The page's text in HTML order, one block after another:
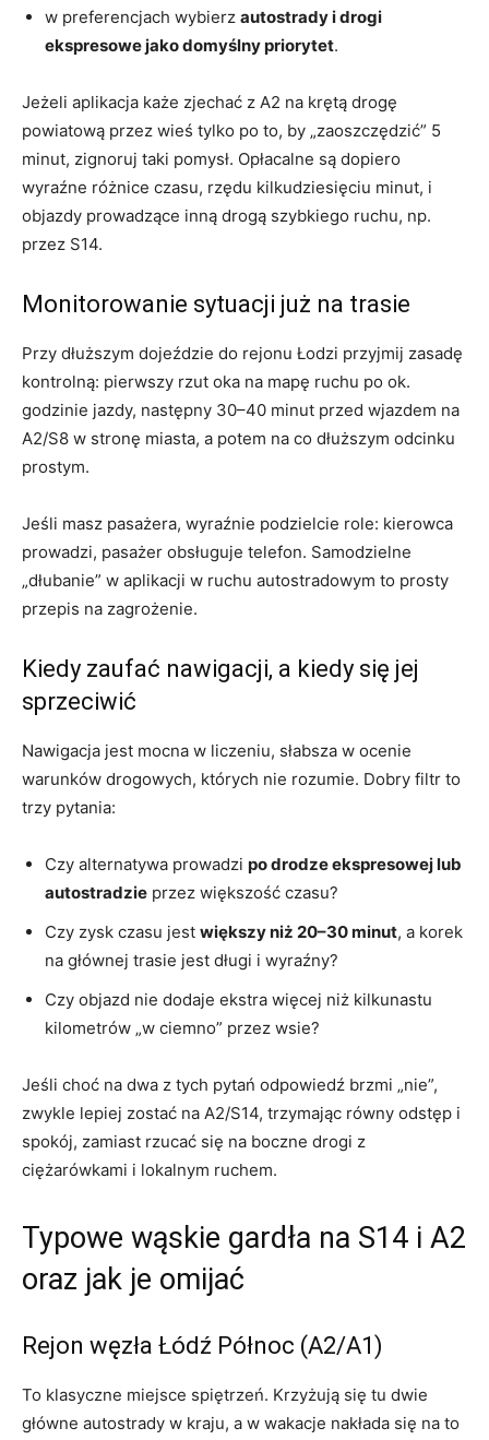
w preferencjach wybierz autostrady i drogi
ekspresowe jako domyślny priorytet.
Jeżeli aplikacja każe zjechać z A2 na krętą drogę
powiatową przez wieś tylko po to, by „zaoszczędzić” 5
minut, zignoruj taki pomysł. Opłacalne są dopiero
wyraźne różnice czasu, rzędu kilkudziesięciu minut, i
objazdy prowadzące inną drogą szybkiego ruchu, np.
przez S14.
Monitorowanie sytuacji już na trasie
Przy dłuższym dojeździe do rejonu Łodzi przyjmij zasadę
kontrolną: pierwszy rzut oka na mapę ruchu po ok.
godzinie jazdy, następny 30–40 minut przed wjazdem na
A2/S8 w stronę miasta, a potem na co dłuższym odcinku
prostym.
Jeśli masz pasażera, wyraźnie podzielcie role: kierowca
prowadzi, pasażer obsługuje telefon. Samodzielne
„dłubanie” w aplikacji w ruchu autostradowym to prosty
przepis na zagrożenie.
Kiedy zaufać nawigacji, a kiedy się jej
sprzeciwić
Nawigacja jest mocna w liczeniu, słabsza w ocenie
warunków drogowych, których nie rozumie. Dobry filtr to
trzy pytania:
Czy alternatywa prowadzi po drodze ekspresowej lub
autostradzie przez większość czasu?
Czy zysk czasu jest większy niż 20–30 minut, a korek
na głównej trasie jest długi i wyraźny?
Czy objazd nie dodaje ekstra więcej niż kilkunastu
kilometrów „w ciemno” przez wsie?
Jeśli choć na dwa z tych pytań odpowiedź brzmi „nie”,
zwykle lepiej zostać na A2/S14, trzymając równy odstęp i
spokój, zamiast rzucać się na boczne drogi z
ciężarówkami i lokalnym ruchem.
Typowe wąskie gardła na S14 i A2
oraz jak je omijać
Rejon węzła Łódź Północ (A2/A1)
To klasyczne miejsce spiętrzeń. Krzyżują się tu dwie
główne autostrady w kraju, a w wakacje nakłada się na to